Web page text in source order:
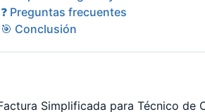
❓ Preguntas frecuentes
🎯 Conclusión